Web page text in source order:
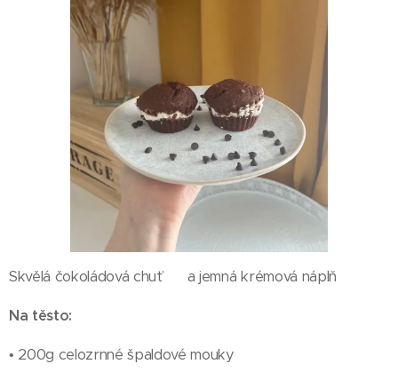
Skvělá čokoládová chuť 🍫 a jemná krémová náplň
Na těsto:
• 200g celozrnné špaldové mouky